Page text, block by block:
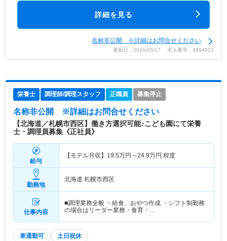
詳細を見る
名称非公開 ※詳細はお問合せください
更新日：2026/03/17 求人番号：9894021
栄養士 調理師/調理スタッフ 正職員 募集停止
名称非公開 ※詳細はお問合せください
【北海道／札幌市西区】働き方選択可能♪こども園にて栄養
士・調理員募集《正社員》
給与
【モデル月収】 19.5万円～24.9万円 程度
勤務地
北海道 札幌市西区
仕事内容
■調理業務全般 ・給食、おやつ作成 ・シフト制勤務
の場合はリーダー業務・食育・…
車通勤可 土日祝休